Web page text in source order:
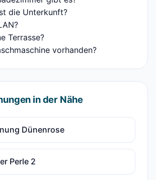
die Unterkunft?
Terrasse?
vorhanden?
in der Nähe
Dünenrose
Perle 2